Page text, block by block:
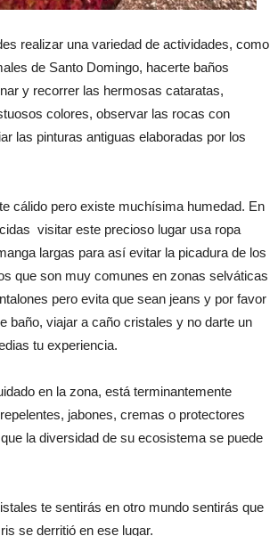
realizar una variedad de actividades, como
de Santo Domingo, hacerte baños
y recorrer las hermosas cataratas,
colores, observar las rocas con
las pinturas antiguas elaboradas por los
cálido pero existe muchísima humedad. En
visitar este precioso lugar usa ropa
largas para así evitar la picadura de los
que son muy comunes en zonas selváticas
pero evita que sean jeans y por favor
baño, viajar a caño cristales y no darte un
tu experiencia.
en la zona, está terminantemente
jabones, cremas o protectores
la diversidad de su ecosistema se puede
te sentirás en otro mundo sentirás que
se derritió en ese lugar.